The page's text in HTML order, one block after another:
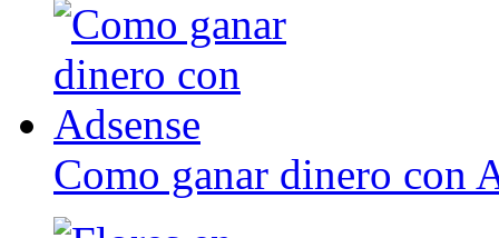
Como ganar dinero con